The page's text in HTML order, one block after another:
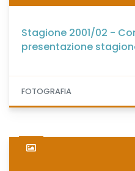
Stagione 2001/02 -
presentazione
FOTOGRAFIA